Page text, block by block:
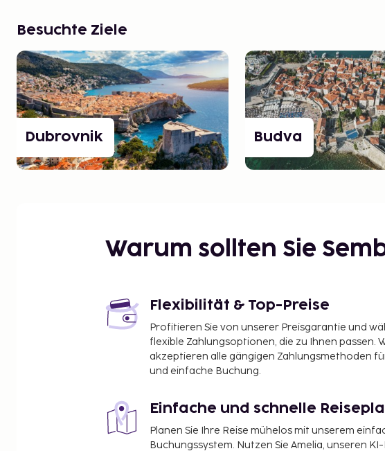
Besuchte Ziele
Dubrovnik Budva
Warum sollten Sie
Flexibilität & Top-Preise
Profitieren Sie von unserer Preisgarantie und
flexible Zahlungsoptionen, die zu Ihnen passen.
akzeptieren alle gängigen Zahlungsmethoden
und einfache Buchung.
Einfache und schnelle
Planen Sie Ihre Reise mühelos mit unserem
Buchungssystem. Nutzen Sie Amelia, unseren